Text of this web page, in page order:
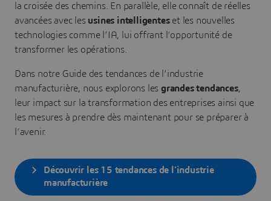
la croisée des chemins. En parallèle, elle connaît de réelles
avancées avec les usines intelligenteset les nouvelles
technologies comme l’IA, lui offrant l’opportunité de
transformer les opérations.
Dans notre Guide des tendances de l’industrie
manufacturière, nous explorons lesgrandes tendances,
leur impact sur la transformation des entreprises ainsi que
les mesures à prendre dès maintenant pour se préparer à
l’avenir.
Découvrir les 15 tendances de l’industrie
manufacturière